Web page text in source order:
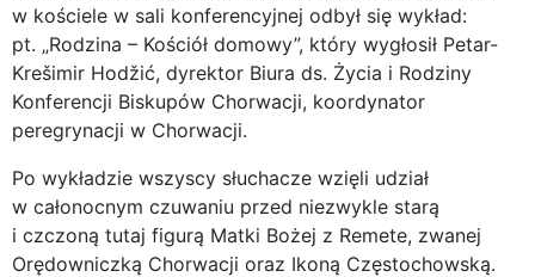
w kościele w sali konferencyjnej odbył się wykład:
pt. „Rodzina – Kościół domowy”, który wygłosił Petar-
Krešimir Hodžić, dyrektor Biura ds. Życia i Rodziny
Konferencji Biskupów Chorwacji, koordynator
peregrynacji w Chorwacji.
Po wykładzie wszyscy słuchacze wzięli udział
w całonocnym czuwaniu przed niezwykle starą
i czczoną tutaj figurą Matki Bożej z Remete, zwanej
Orędowniczką Chorwacji oraz Ikoną Częstochowską.